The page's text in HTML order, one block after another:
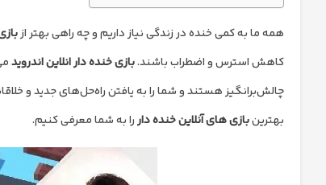
همه ما به کمی خنده در زندگی نیاز داریم و چه راهی بهتر از
کاهش استرس و اضطراب باشند.بازی خنده دار انلاین اندروید
چالش‌برانگیز هستند و شما را به یافتن راه‌حل‌های جدید و
بهترینبازی های آنلاین خنده داررا به شما معرفی کنیم.